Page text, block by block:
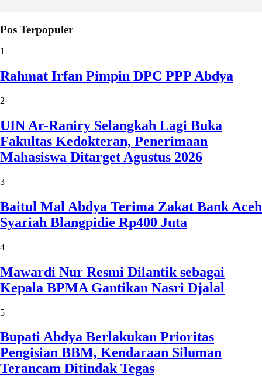
Pos Terpopuler
1
Rahmat Irfan Pimpin DPC PPP Abdya
2
UIN Ar-Raniry Selangkah Lagi Buka
Fakultas Kedokteran, Penerimaan
Mahasiswa Ditarget Agustus 2026
3
Baitul Mal Abdya Terima Zakat Bank Aceh
Syariah Blangpidie Rp400 Juta
4
Mawardi Nur Resmi Dilantik sebagai
Kepala BPMA Gantikan Nasri Djalal
5
Bupati Abdya Berlakukan Prioritas
Pengisian BBM, Kendaraan Siluman
Terancam Ditindak Tegas